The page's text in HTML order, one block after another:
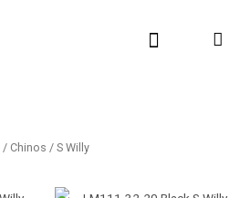
/ Chinos / S Willy